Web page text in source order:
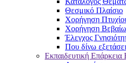
Θεσμικό Πλαίσιο
Χορήγηση
Χορήγηση
Έλεγχος
Που δίνω
Εκπαιδευτική